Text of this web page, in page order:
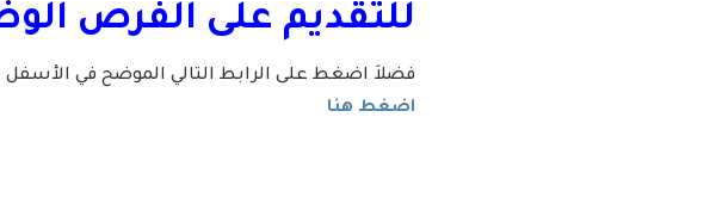
للتقديم على الفرص
فضلاَ اضغط على الرابط التالي الموضح في الأسفل
اضغط هنا